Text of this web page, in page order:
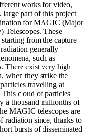
works for video,
part of this project
for MAGIC (Major
Telescopes. These
from the capture
generally
such as
There exist very high
when they strike the
particles travelling at
This cloud of particles
a thousand millionths of
MAGIC telescopes are
radiation since, thanks to
bursts of disseminated